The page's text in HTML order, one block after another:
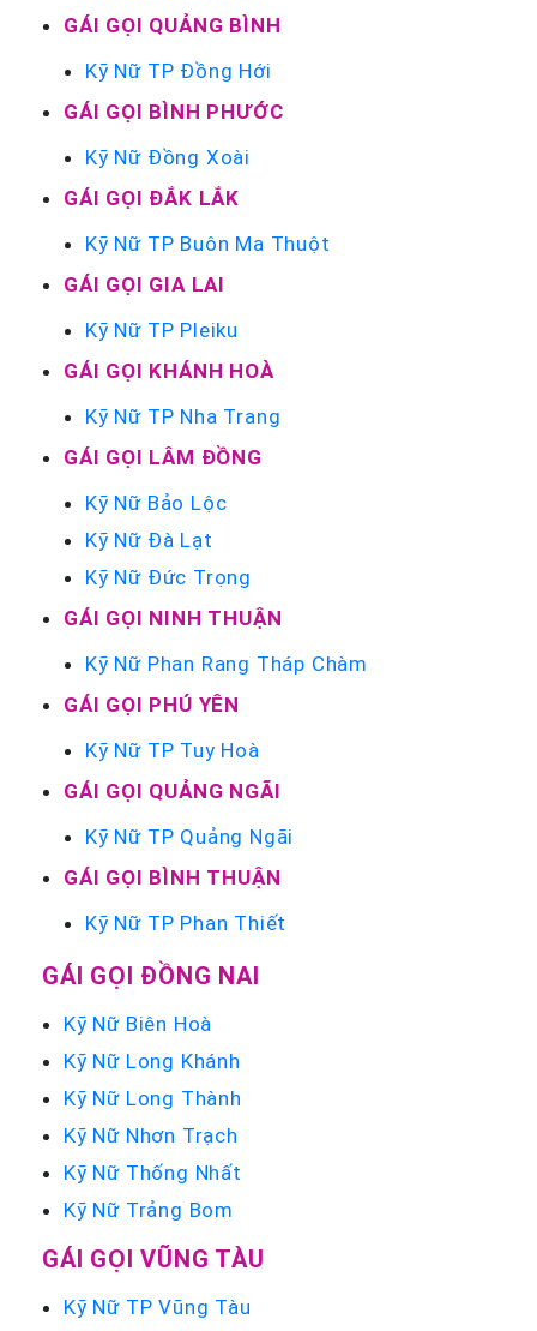
GÁI GỌI QUẢNG BÌNH
Kỹ Nữ TP Đồng Hới
GÁI GỌI BÌNH PHƯỚC
Kỹ Nữ Đồng Xoài
GÁI GỌI ĐẮK LẮK
Kỹ Nữ TP Buôn Ma Thuột
GÁI GỌI GIA LAI
Kỹ Nữ TP Pleiku
GÁI GỌI KHÁNH HOÀ
Kỹ Nữ TP Nha Trang
GÁI GỌI LÂM ĐỒNG
Kỹ Nữ Bảo Lộc
Kỹ Nữ Đà Lạt
Kỹ Nữ Đức Trọng
GÁI GỌI NINH THUẬN
Kỹ Nữ Phan Rang Tháp Chàm
GÁI GỌI PHÚ YÊN
Kỹ Nữ TP Tuy Hoà
GÁI GỌI QUẢNG NGÃI
Kỹ Nữ TP Quảng Ngãi
GÁI GỌI BÌNH THUẬN
Kỹ Nữ TP Phan Thiết
GÁI GỌI ĐỒNG NAI
Kỹ Nữ Biên Hoà
Kỹ Nữ Long Khánh
Kỹ Nữ Long Thành
Kỹ Nữ Nhơn Trạch
Kỹ Nữ Thống Nhất
Kỹ Nữ Trảng Bom
GÁI GỌI VŨNG TÀU
Kỹ Nữ TP Vũng Tàu